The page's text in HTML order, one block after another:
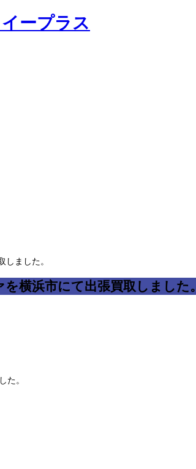
ました。
横浜市にて出張買取しました。
た。